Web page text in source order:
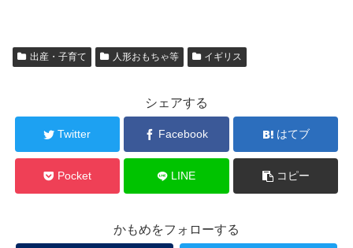
出産・子育て 人形おもちゃ等 イギリス
シェアする
Twitter Facebook はてブ
Pocket LINE コピー
かもめをフォローする